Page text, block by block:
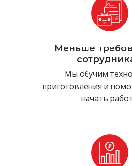
Меньше
Мы обучим
приготовления и
начать